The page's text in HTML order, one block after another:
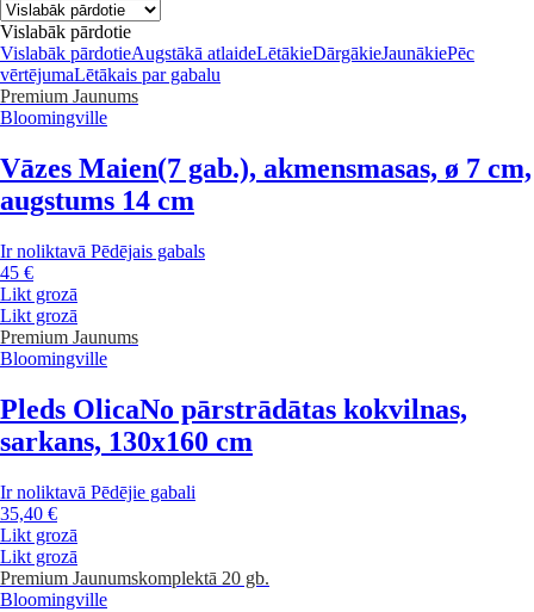
Vislabāk pārdotie
Vislabāk pārdotieAugstākā atlaideLētākieDārgākieJaunākiePēc
vērtējumaLētākais par gabalu
Premium Jaunums
Bloomingville
Vāzes Maien(7 gab.), akmensmasas, ø 7 cm,
augstums 14 cm
Ir noliktavā Pēdējais gabals
45 €
Likt grozā
Likt grozā
Premium Jaunums
Bloomingville
Pleds OlicaNo pārstrādātas kokvilnas,
sarkans, 130x160 cm
Ir noliktavā Pēdējie gabali
35,40 €
Likt grozā
Likt grozā
Premium Jaunumskomplektā 20 gb.
Bloomingville